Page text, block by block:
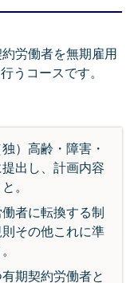
労働者を無期雇用
うコースです。
）高齢・障害・
出し、計画内容
。
者に転換する制
その他これに準
期契約労働者と